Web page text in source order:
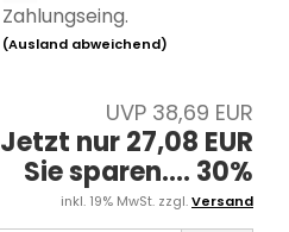
Zahlungseing.
(Ausland abweichend)
UVP 38,69 EUR
Jetzt nur 27,08 EUR
Sie sparen.... 30%
inkl. 19% MwSt. zzgl.Versand